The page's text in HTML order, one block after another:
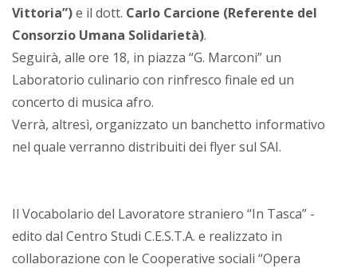
Vittoria”)e il dott. Carlo Carcione (Referente del
Consorzio Umana Solidarietà).
Seguirà, alle ore 18, in piazza “G. Marconi” un
Laboratorio culinario con rinfresco finale ed un
concerto di musica afro.
Verrà, altresì, organizzato un banchetto informativo
nel quale verranno distribuiti dei flyer sul SAI.
Il Vocabolario del Lavoratore straniero “In Tasca” -
edito dal Centro Studi C.E.S.T.A. e realizzato in
collaborazione con le Cooperative sociali “Opera